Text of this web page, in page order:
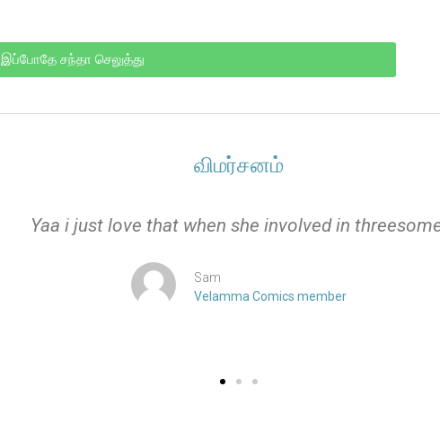
இப்போதே சந்தா செலுத்து
விமர்சனம்
Yaa i just love that when she involved in
Sam
Velamma Comics member